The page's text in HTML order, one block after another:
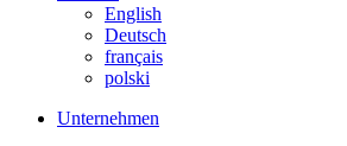
English
Deutsch
français
polski
Unternehmen